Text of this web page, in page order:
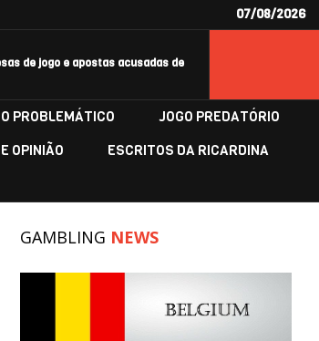
07/08/2026
de jogo e apostas acusadas de
PROBLEMÁTICO
JOGO PREDATÓRIO
OPINIÃO
ESCRITOS DA RICARDINA
GAMBLING NEWS